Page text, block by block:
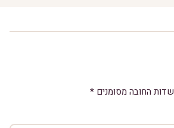
שדות החובה מסומנים *